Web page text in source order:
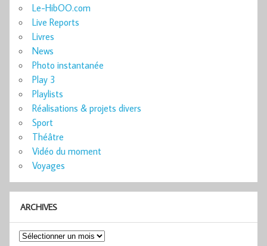
Le-HibOO.com
Live Reports
Livres
News
Photo instantanée
Play 3
Playlists
Réalisations & projets divers
Sport
Théâtre
Vidéo du moment
Voyages
ARCHIVES
Archives